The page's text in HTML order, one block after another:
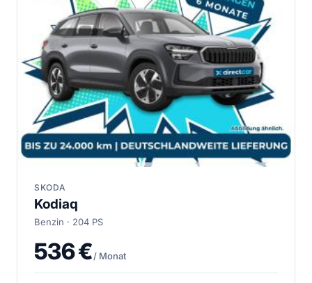
SKODA
Kodiaq
Benzin · 204 PS
536 €/ Monat